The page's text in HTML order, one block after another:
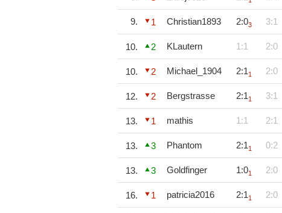
9. 1 Christian1893 2:03 3:1
10. 2 KLautern 1:1 2:0
10. 2 Michael_1904 2:11 2:0
12. 2 Bergstrasse 2:11 3:1
13. 1 mathis 1:1 2:1
13. 3 Phantom 2:11 0:2
13. 3 Goldfinger 1:01 2:0
16. 1 patricia2016 2:11 2:0